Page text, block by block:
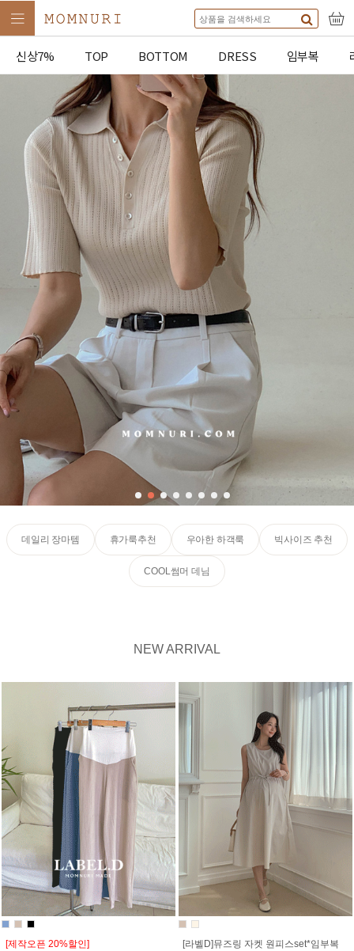
신상7% TOP BOTTOM DRESS 임부복
데일리 장마템 휴가룩추천 우아한 하객룩 빅사이즈 추천
COOL썸머 데님
NEW ARRIVAL
[제작오픈 20%할인]
[라벨D]뮤즈링 자켓 원피스set*임부복